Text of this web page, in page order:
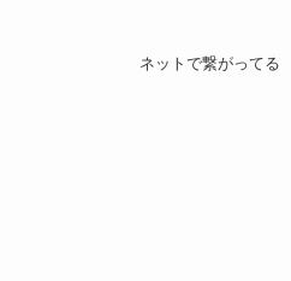
ネットで繋がってる